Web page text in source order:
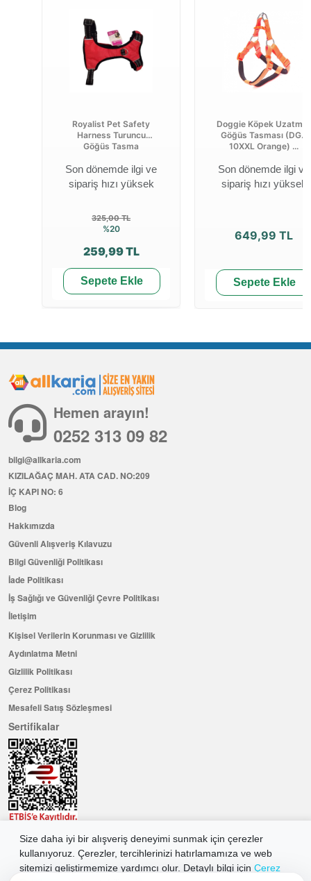
Royalist Pet Safety
Harness Turuncu
Göğüs Tasma
Son dönemde ilgi ve
sipariş hızı yüksek
325,00 TL
%20
259,99 TL
Sepete Ekle
Doggie Köpek Uzatma-
Göğüs Tasması (DGT
10XXL Orange) ...
Son dönemde ilgi ve
sipariş hızı yüksek
649,99 TL
Sepete Ekle
Size daha iyi bir alışveriş deneyimi sunmak için çerezler
kullanıyoruz. Çerezler, tercihlerinizi hatırlamamıza ve web
sitemizi geliştirmemize yardımcı olur. Detaylı bilgi için Çerez
Hemen arayın!
0252 313 09 82
bilgi@allkaria.com
KIZILAĞAÇ MAH. ATA CAD. NO:209
İÇ KAPI NO: 6
Blog
Hakkımızda
Güvenli Alışveriş Kılavuzu
Bilgi Güvenliği Politikası
İade Politikası
İş Sağlığı ve Güvenliği Çevre Politikası
İletişim
Kişisel Verilerin Korunması ve Gizlilik
Aydınlatma Metni
Gizlilik Politikası
Çerez Politikası
Mesafeli Satış Sözleşmesi
Sertifikalar
Hemen Üye Olun ...ve 100 ₺ değerinde indirim kuponu kazanın
Üye Ol